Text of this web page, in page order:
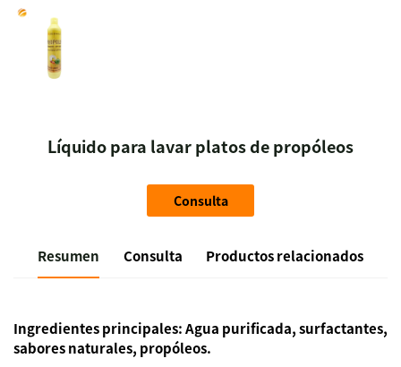
Líquido para lavar platos de propóleos
Consulta
Resumen Consulta Productos relacionados
Ingredientes principales:Agua purificada, surfactantes,
sabores naturales, propóleos.